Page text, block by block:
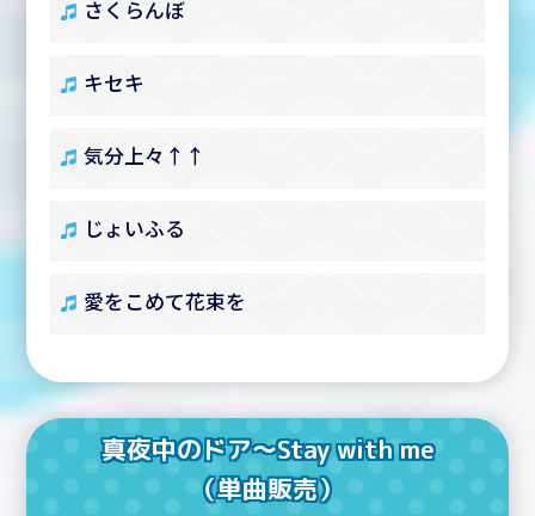
さくらんぼ
キセキ
気分上々↑↑
じょいふる
愛をこめて花束を
真夜中のドア～Stay with me
（単曲販売）